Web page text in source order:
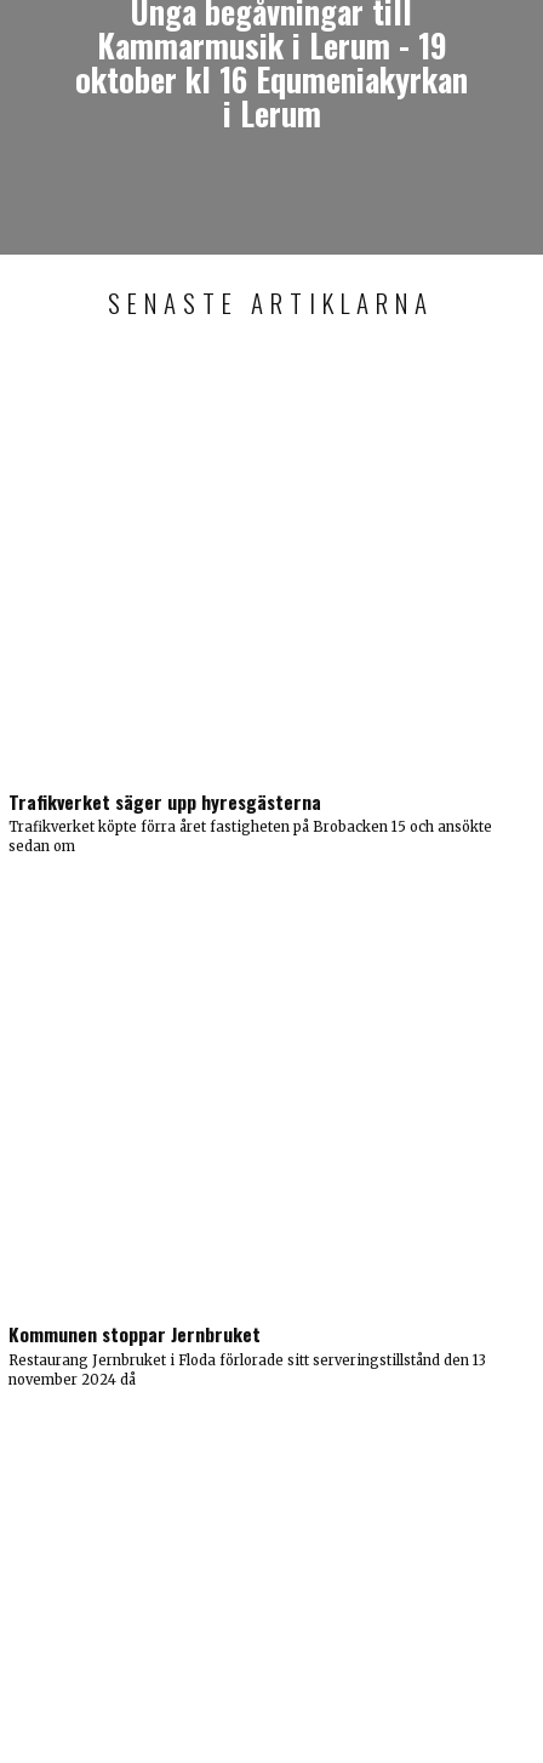
Unga begåvningar till
Kammarmusik i Lerum - 19
oktober kl 16 Equmeniakyrkan
i Lerum
SENASTE ARTIKLARNA
Trafikverket säger upp hyresgästerna
Trafikverket köpte förra året fastigheten på Brobacken 15 och ansökte
sedan om
Kommunen stoppar Jernbruket
Restaurang Jernbruket i Floda förlorade sitt serveringstillstånd den 13
november 2024 då